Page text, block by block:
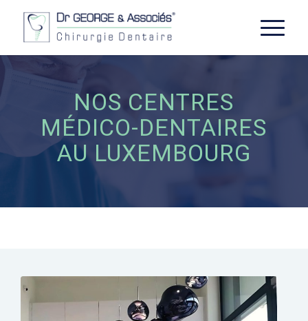
NOS CENTRES
MÉDICO-DENTAIRES
AU LUXEMBOURG